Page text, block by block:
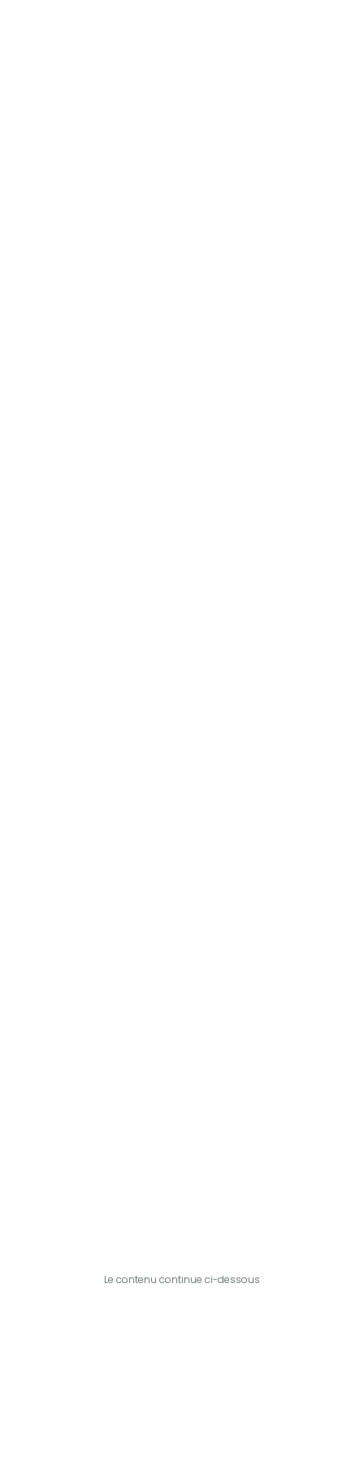
Le contenu continue ci-dessous